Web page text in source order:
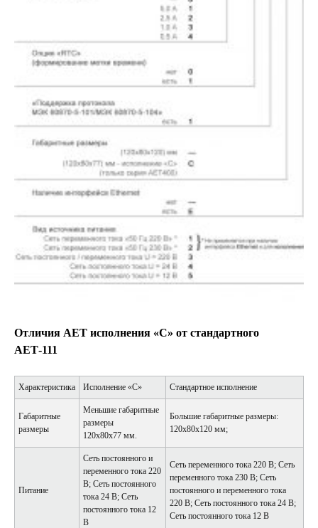
Отличия АЕТ исполнения «С» от стандартного
АЕТ-111
Характеристика Исполнение «С» Стандартное исполнение
Габаритные
размеры
Меньшие габаритные
размеры
120х80х77 мм.
Большие габаритные размеры:
120х80х120 мм;
Питание
Сеть постоянного и
переменного тока 220
В; Сеть постоянного
тока 24 В; Сеть
постоянного тока 12
В
Сеть переменного тока 220 В; Сеть
переменного тока 230 В; Сеть
постоянного и переменного тока
220 В; Сеть постоянного тока 24 В;
Сеть постоянного тока 12 В